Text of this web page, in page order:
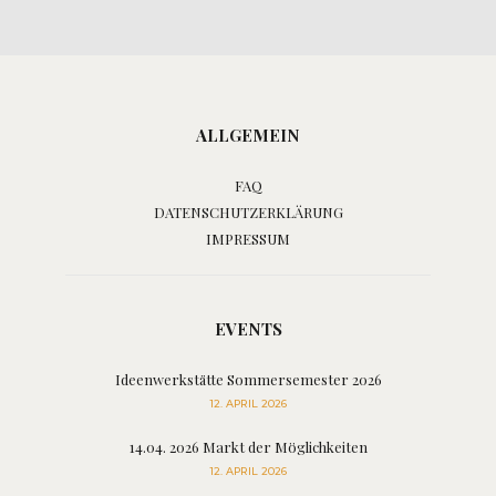
ALLGEMEIN
FAQ
DATENSCHUTZERKLÄRUNG
IMPRESSUM
EVENTS
Ideenwerkstätte Sommersemester 2026
12. APRIL 2026
14.04. 2026 Markt der Möglichkeiten
12. APRIL 2026